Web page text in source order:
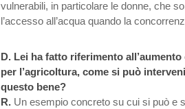
vulnerabili, in particolare le donne, che
l’accesso all’acqua quando la
D. Lei ha fatto riferimento
per l’agricoltura, come si può
questo bene?
R. Un esempio concreto su cui si può e